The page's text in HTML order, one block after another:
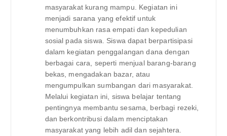
masyarakat kurang mampu. Kegiatan ini
menjadi sarana yang efektif untuk
menumbuhkan rasa empati dan kepedulian
sosial pada siswa. Siswa dapat berpartisipasi
dalam kegiatan penggalangan dana dengan
berbagai cara, seperti menjual barang-barang
bekas, mengadakan bazar, atau
mengumpulkan sumbangan dari masyarakat.
Melalui kegiatan ini, siswa belajar tentang
pentingnya membantu sesama, berbagi rezeki,
dan berkontribusi dalam menciptakan
masyarakat yang lebih adil dan sejahtera.